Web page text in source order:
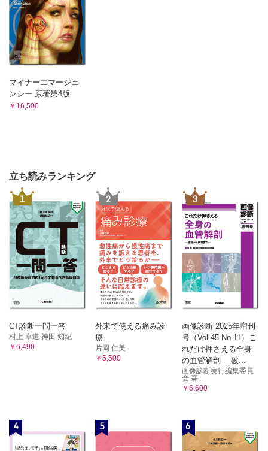
2）遺伝性対側性色素異常症
3）McCune-Albright症候群
4）色素異常性固定紅斑
15．形成異常
a．無汗性/低汗性外胚葉形成不全症
c．肥厚性皮膚骨膜症
16．腫瘍性疾患
a．若年性黄色肉芽腫
f．移植片対宿主病（GVHD）
a．汗腺の疾患
1）汗疹
b．脂腺の疾患
1）尋常性痤瘡
2）酒さ様皮膚炎
c．毛髪疾患
1）円形脱毛症
2）トリコチロマニア
3）先天性脱毛症・先天性毛髪異常
d．爪の形態異常
1）ばち状指
3）爪甲肥厚症
マイナーエマージェ
ンシー 原著第4版
￥16,500
立ち読みランキング
1
CT診断一問一答
村上 卓道 神田 知紀
￥6,490
2
外来で使える痛み診
療
片岡 仁美
￥5,500
3
画像診断 2025年増刊
号（Vol.45 No.11）こ
れだけ押さえる全身
の血管解剖 ―破...
画像診断実行編集委員
会 森...
￥6,600
4 5 6